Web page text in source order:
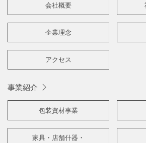
会社概要
企業理念
アクセス
事業紹介
包装資材事業
家具・店舗什器・